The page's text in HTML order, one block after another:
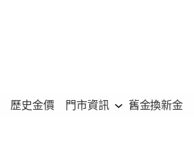
歷史金價 門市資訊 舊金換新金